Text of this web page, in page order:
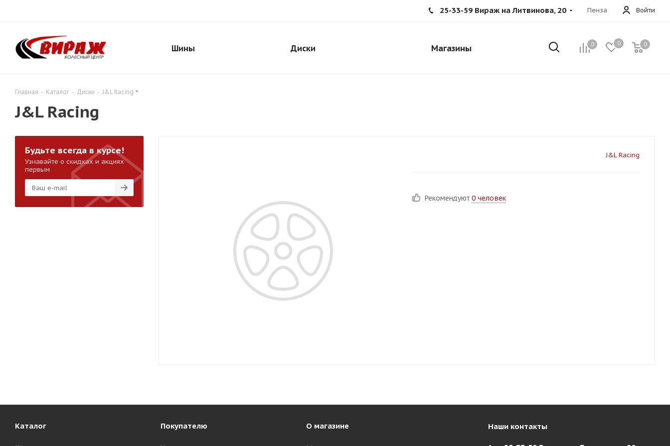
Войти
Пенза
25-33-59 Вираж на Литвинова, 20
0 0 0
Шины Диски Магазины
Главная - Каталог - Диски - J&L Racing
J&L Racing
J&L Racing
Рекомендуют 0 человек
Будьте всегда в курсе!
Узнавайте о скидках и акциях
первым
Каталог Покупателю О магазине Наши контакты